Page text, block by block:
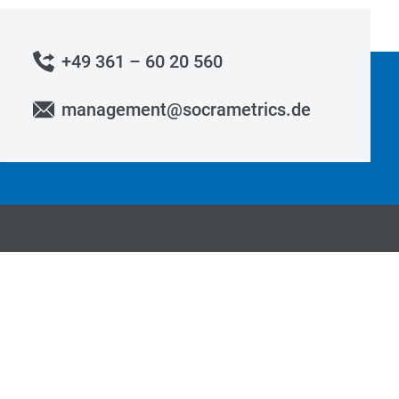
+49 361 – 60 20 560
management@socrametrics.de